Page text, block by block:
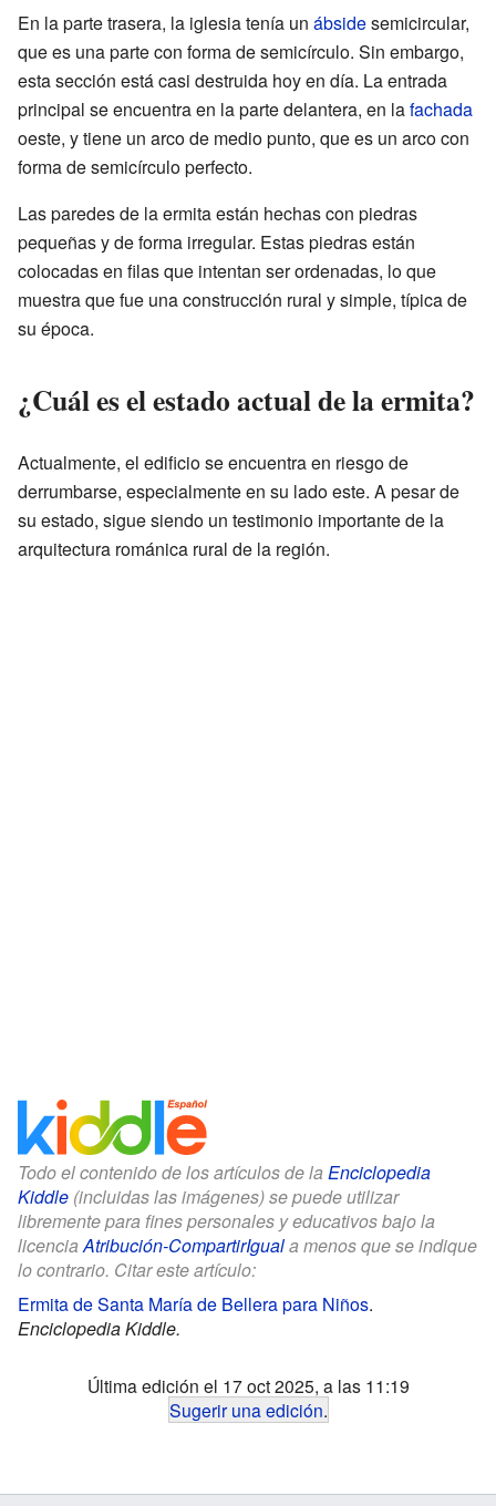
En la parte trasera, la iglesia tenía un ábsidesemicircular,
que es una parte con forma de semicírculo. Sin embargo,
esta sección está casi destruida hoy en día. La entrada
principal se encuentra en la parte delantera, en lafachada
oeste, y tiene un arco de medio punto, que es un arco con
forma de semicírculo perfecto.
Las paredes de la ermita están hechas con piedras
pequeñas y de forma irregular. Estas piedras están
colocadas en filas que intentan ser ordenadas, lo que
muestra que fue una construcción rural y simple, típica de
su época.
¿Cuál es el estado actual de la ermita?
Actualmente, el edificio se encuentra en riesgo de
derrumbarse, especialmente en su lado este. A pesar de
su estado, sigue siendo un testimonio importante de la
arquitectura románica rural de la región.
Todo el contenido de los artículos de la Enciclopedia
Kiddle (incluidas las imágenes) se puede utilizar
libremente para fines personales y educativos bajo la
licenciaAtribución-CompartirIguala menos que se indique
lo contrario. Citar este artículo:
Ermita de Santa María de Bellera para Niños.
Enciclopedia Kiddle.
Última edición el 17 oct 2025, a las 11:19
Sugerir una edición.